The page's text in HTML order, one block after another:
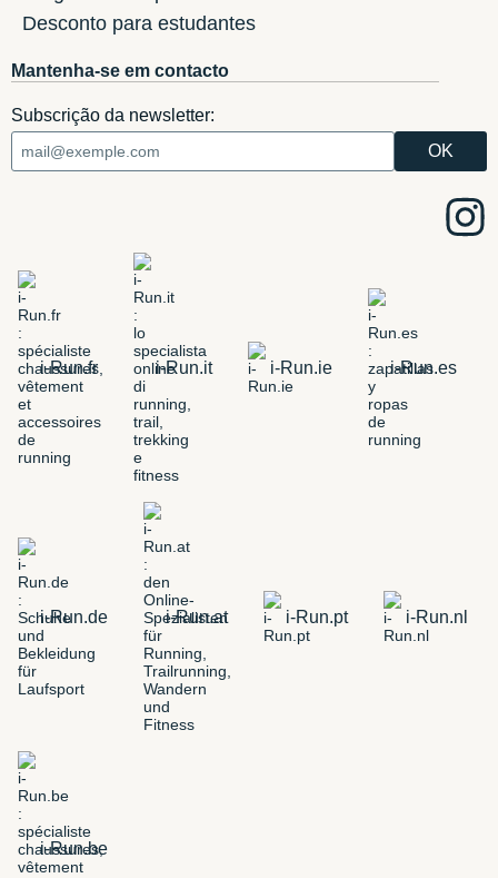
Desconto para estudantes
Mantenha-se em contacto
Subscrição da newsletter:
i-Run.fr i-Run.it i-Run.ie i-Run.es
i-Run.de i-Run.at i-Run.pt i-Run.nl
i-Run.be